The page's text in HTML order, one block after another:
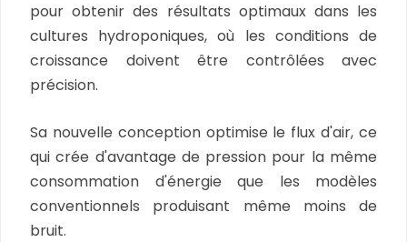
pour obtenir des résultats optimaux dans les
cultures hydroponiques, où les conditions de
croissance doivent être contrôlées avec
précision.
Sa nouvelle conception optimise le flux d'air, ce
qui crée d'avantage de pression pour la même
consommation d'énergie que les modèles
conventionnels produisant même moins de
bruit.